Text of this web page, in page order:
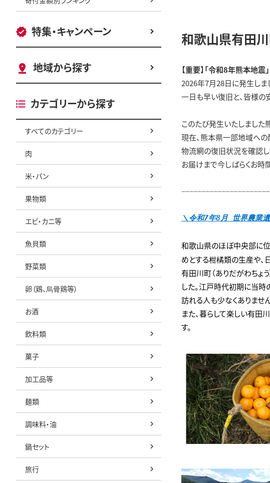
特集・キャンペーン
地域から探す
カテゴリーから探す
すべてのカテゴリー
肉
米・パン
果物類
エビ・カニ等
魚貝類
野菜類
卵（鶏、烏骨鶏等）
お酒
飲料類
菓子
加工品等
麺類
調味料・油
鍋セット
旅行
和歌山県有田
【重要】「令和8年熊本地
2026年7月28日に発生しま
一日も早い復旧と、皆様の
このたび発生いたしました
現在、熊本県一部地域への
物流網の復旧状況を確認し
お届けまで今しばらくお時
＼令和7年8月 世界農業
和歌山県のほぼ中央部に位
めとする柑橘類の生産や、
有田川町（ありだがわちょ
した。江戸時代初期に当
訪れる人も少なくありません
また、暮らして楽しい有田
す。